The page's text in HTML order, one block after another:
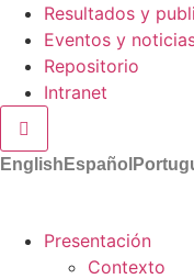
Resultados y
Eventos y
Repositorio
Intranet
Menú conmutador
English Español
Presentación
Contexto